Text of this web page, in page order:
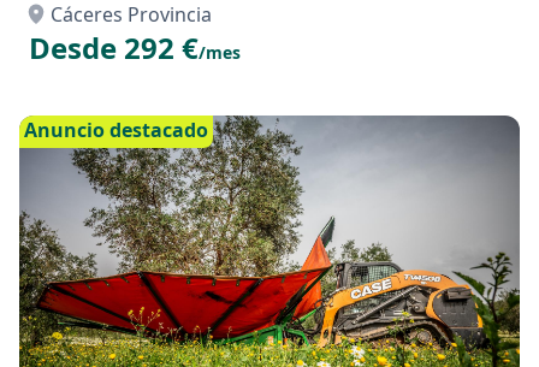
Cáceres Provincia
Desde 292 €/mes
Anuncio destacado